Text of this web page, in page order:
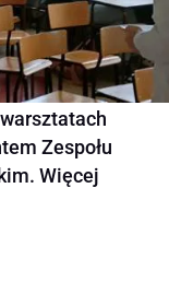
Zespołu
Więcej